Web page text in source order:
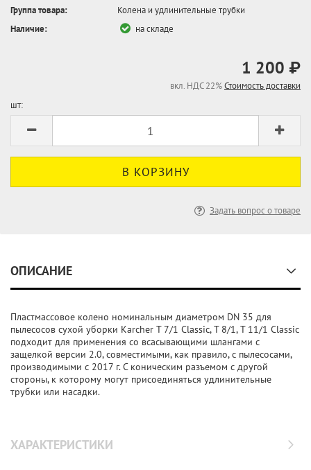
Группа товара:
Колена и удлинительные трубки
Наличие:
на складе
1 200 ₽
вкл. НДС 22%Стоимость доставки
шт:
Задать вопрос о товаре
ОПИСАНИЕ
Пластмассовое колено номинальным диаметром DN 35 для
пылесосов сухой уборки Karcher T 7/1 Classic, T 8/1, T 11/1 Classic
подходит для применения со всасывающими шлангами с
защелкой версии 2.0, совместимыми, как правило, с пылесосами,
производимыми с 2017 г. С коническим разъемом с другой
стороны, к которому могут присоединяться удлинительные
трубки или насадки.
ХАРАКТЕРИСТИКИ